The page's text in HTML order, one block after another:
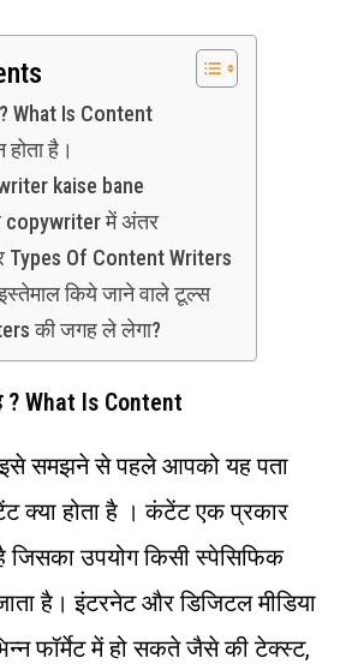
What Is Content
है।
kaise bane
में अंतर
Types Of Content Writers
किये जाने वाले टूल्स
की जगह ले लेगा?
? What Is Content
इसे समझने से पहले आपको यह पता
क्या होता है । कंटेंट एक प्रकार
जिसका उपयोग किसी स्पेसिफिक
है। इंटरनेट और डिजिटल मीडिया
फॉर्मेट में हो सकते जैसे की टेक्स्ट,